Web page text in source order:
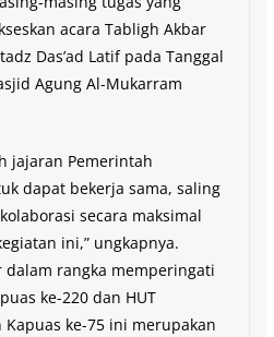
acara Tabligh Akbar
Das’ad Latif pada Tanggal
Agung Al-Mukarram
jajaran Pemerintah
dapat bekerja sama, saling
secara maksimal
ini,” ungkapnya.
dalam rangka memperingati
ke-220 dan HUT
ke-75 ini merupakan